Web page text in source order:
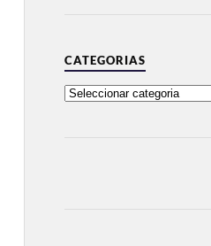
CATEGORIAS